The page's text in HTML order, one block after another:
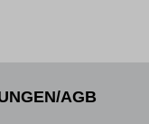
AGB